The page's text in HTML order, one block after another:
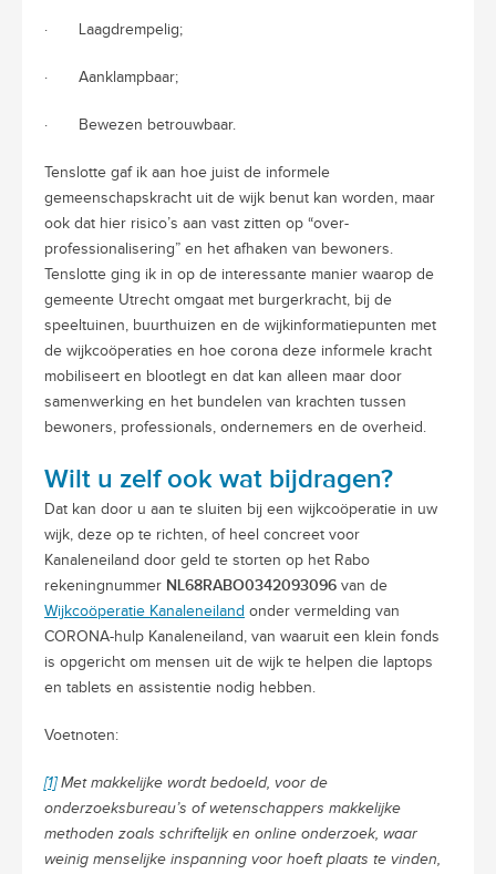
· Laagdrempelig;
· Aanklampbaar;
· Bewezen betrouwbaar.
Tenslotte gaf ik aan hoe juist de informele
gemeenschapskracht uit de wijk benut kan worden, maar
ook dat hier risico’s aan vast zitten op “over-
professionalisering” en het afhaken van bewoners.
Tenslotte ging ik in op de interessante manier waarop de
gemeente Utrecht omgaat met burgerkracht, bij de
speeltuinen, buurthuizen en de wijkinformatiepunten met
de wijkcoöperaties en hoe corona deze informele kracht
mobiliseert en blootlegt en dat kan alleen maar door
samenwerking en het bundelen van krachten tussen
bewoners, professionals, ondernemers en de overheid.
Wilt u zelf ook wat bijdragen?
Dat kan door u aan te sluiten bij een wijkcoöperatie in uw
wijk, deze op te richten, of heel concreet voor
Kanaleneiland door geld te storten op het Rabo
rekeningnummer NL68RABO0342093096 van de
Wijkcoöperatie Kanaleneiland onder vermelding van
CORONA-hulp Kanaleneiland, van waaruit een klein fonds
is opgericht om mensen uit de wijk te helpen die laptops
en tablets en assistentie nodig hebben.
Voetnoten:
[1]Met makkelijke wordt bedoeld, voor de
onderzoeksbureau’s of wetenschappers makkelijke
methoden zoals schriftelijk en online onderzoek, waar
weinig menselijke inspanning voor hoeft plaats te vinden,